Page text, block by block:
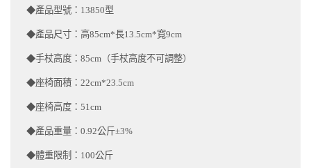
◆產品型號：13850型
◆產品尺寸：高85cm*長13.5cm*寬9cm
◆手杖高度：85cm（手杖高度不可調整）
◆座椅面積：22cm*23.5cm
◆座椅高度：51cm
◆產品重量：0.92公斤±3%
◆體重限制：100公斤